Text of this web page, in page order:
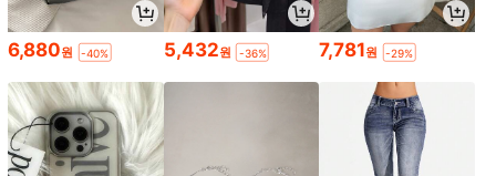
6,880원 -40% 5,432원 -36% 7,781원 -29%